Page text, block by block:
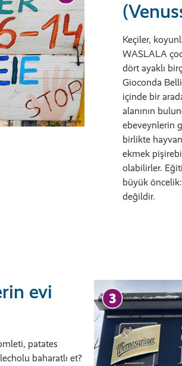
Keçiler,
WASLALA
dört ayaklı
Gioconda
içinde bir
alanının
ebeveynlerin
birlikte
ekmek
olabilirler.
büyük
değildir.
evi
patates
baharatlı et?